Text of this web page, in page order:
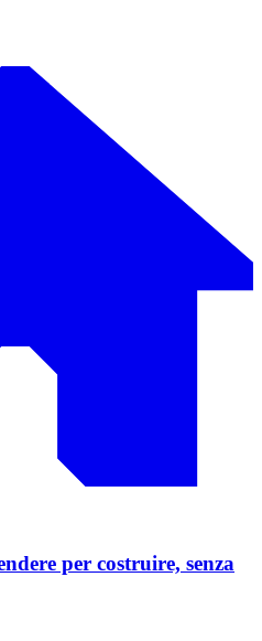
per costruire, senza